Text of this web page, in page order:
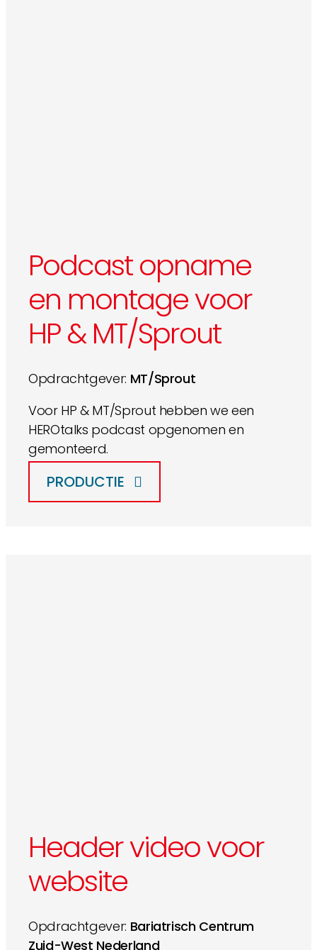
Podcast opname
en montage voor ​
HP & MT/Sprout
Opdrachtgever: MT/Sprout
Voor ​HP & MT/Sprout hebben we een
HEROtalks podcast opgenomen en
gemonteerd.
PRODUCTIE
Header video voor
website
Opdrachtgever: Bariatrisch Centrum
Zuid-West Nederland